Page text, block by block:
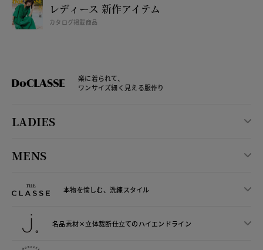
レディース 新作アイテム
カタログ掲載商品
楽に着られて、
ワンサイズ細く見える服作り
LADIES
MENS
本物を愉しむ、洗練スタイル
名品素材×立体裁断仕立てのハイエンドライン